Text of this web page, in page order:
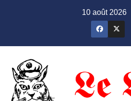
10 août 2026